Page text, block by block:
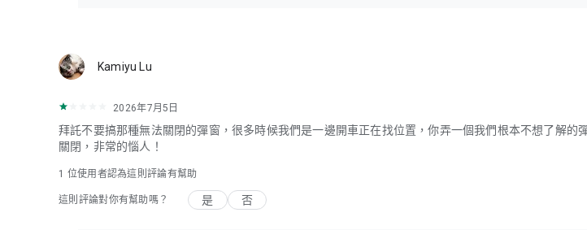
Kamiyu Lu
2026年7月5日
拜託不要搞那種無法關閉的彈窗，很多時候我們是一邊開車正在找位置，你弄一個我們根本不想了解的
關閉，非常的惱人！
1 位使用者認為這則評論有幫助
這則評論對你有幫助嗎？ 是 否